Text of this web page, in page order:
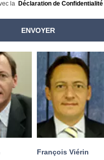
la Déclaration de Confidentialité
François Viérin